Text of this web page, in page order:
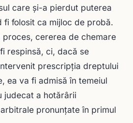
care şi-a pierdut puterea
fi folosit ca mijloc de probă.
cererea de chemare
respinsă, ci, dacă se
prescripţia dreptului
ea va fi admisă în temeiul
judecat a hotărârii
pronunţate în primul